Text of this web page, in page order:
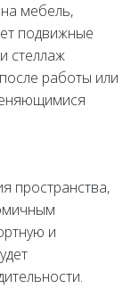
мебель,
подвижные
стеллаж
работы или
пространства,
и